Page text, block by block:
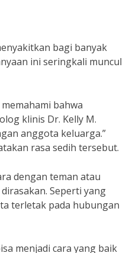
bagi banyak
ini seringkali muncul
bahwa
klinis Dr. Kelly M.
anggota keluarga.”
rasa sedih tersebut.
dengan teman atau
Seperti yang
terletak pada hubungan
menjadi cara yang baik